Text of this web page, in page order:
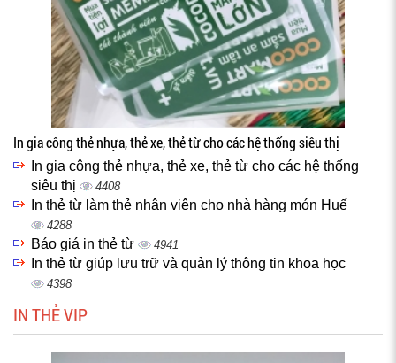
In gia công thẻ nhựa, thẻ xe, thẻ từ cho các hệ thống siêu thị
In gia công thẻ nhựa, thẻ xe, thẻ từ cho các hệ thống
siêu thị
4408
In thẻ từ làm thẻ nhân viên cho nhà hàng món Huế
4288
Báo giá in thẻ từ 4941
In thẻ từ giúp lưu trữ và quản lý thông tin khoa học
4398
IN THẺ VIP